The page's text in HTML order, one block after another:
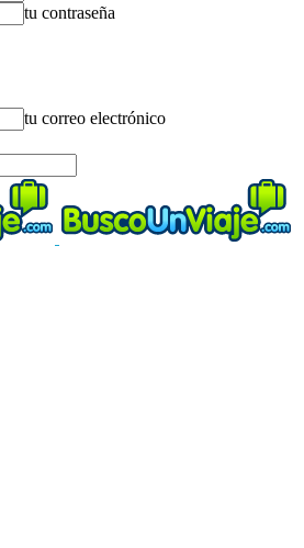
tu contraseña
tu correo electrónico